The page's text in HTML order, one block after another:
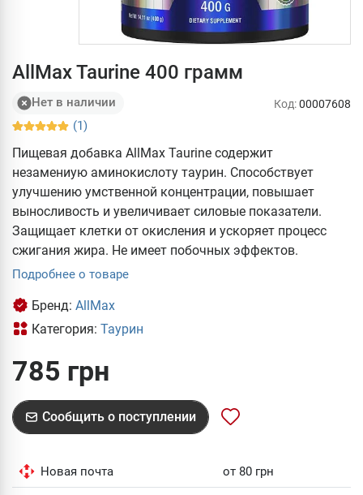
AllMax Taurine 400 грамм
Нет в наличии
(1)
Код:00007608
Пищевая добавка AllMax Taurine содержит
незамениую аминокислоту таурин. Способствует
улучшению умственной концентрации, повышает
выносливость и увеличивает силовые показатели.
Защищает клетки от окисления и ускоряет процесс
сжигания жира. Не имеет побочных эффектов.
Подробнее о товаре
Бренд: AllMax
Категория: Таурин
785 грн
Сообщить о поступлении
Новая почта от 80 грн